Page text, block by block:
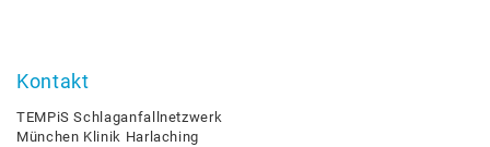
Kontakt
TEMPiS Schlaganfallnetzwerk
München Klinik Harlaching